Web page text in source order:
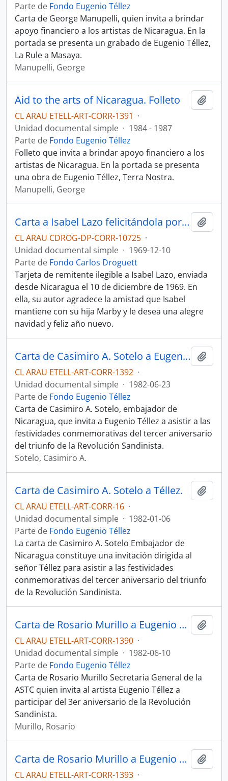
Parte de Fondo Eugenio Téllez
Carta de George Manupelli, quien invita a brindar
apoyo financiero a los artistas de Nicaragua. En la
portada se presenta un grabado de Eugenio Téllez,
La Rule a Masaya.
Manupelli, George
Aid to the arts of Nicaragua. Folleto
CL ARAU ETELL-ART-CORR-1391 ·
Unidad documental simple · 1984 - 1987
Parte de Fondo Eugenio Téllez
Folleto que invita a brindar apoyo financiero a los
artistas de Nicaragua. En la portada se presenta
una obra de Eugenio Téllez, Terra Nostra.
Manupelli, George
Carta a Isabel Lazo felicitándola por navidad y año nuevo
CL ARAU CDROG-DP-CORR-10725 ·
Unidad documental simple · 1969-12-10
Parte de Fondo Carlos Droguett
Tarjeta de remitente ilegible a Isabel Lazo, enviada
desde Nicaragua el 10 de diciembre de 1969. En
ella, su autor agradece la amistad que Isabel
mantiene con su hija Marby y le desea una alegre
navidad y feliz año nuevo.
Carta de Casimiro A. Sotelo a Eugenio Téllez
CL ARAU ETELL-ART-CORR-1392 ·
Unidad documental simple · 1982-06-23
Parte de Fondo Eugenio Téllez
Carta de Casimiro A. Sotelo, embajador de
Nicaragua, que invita a Eugenio Téllez a asistir a las
festividades conmemorativas del tercer aniversario
del triunfo de la Revolución Sandinista.
Sotelo, Casimiro A.
Carta de Casimiro A. Sotelo a Téllez.
CL ARAU ETELL-ART-CORR-16 ·
Unidad documental simple · 1982-01-06
Parte de Fondo Eugenio Téllez
La carta de Casimiro A. Sotelo Embajador de
Nicaragua constituye una invitación dirigida al
señor Téllez para asistir a las festividades
conmemorativas del tercer aniversario del triunfo
de la Revolución Sandinista.
Carta de Rosario Murillo a Eugenio Téllez
CL ARAU ETELL-ART-CORR-1390 ·
Unidad documental simple · 1982-06-10
Parte de Fondo Eugenio Téllez
Carta de Rosario Murillo Secretaria General de la
ASTC quien invita al artista Eugenio Téllez a
participar del 3er aniversario de la Revolución
Sandinista.
Murillo, Rosario
Carta de Rosario Murillo a Eugenio Téllez.
CL ARAU ETELL-ART-CORR-1393 ·